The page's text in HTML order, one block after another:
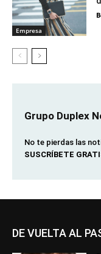
Empresa
Grupo Duplex
No te pierdas las
SUSCRÍBETE
DE VUELTA AL